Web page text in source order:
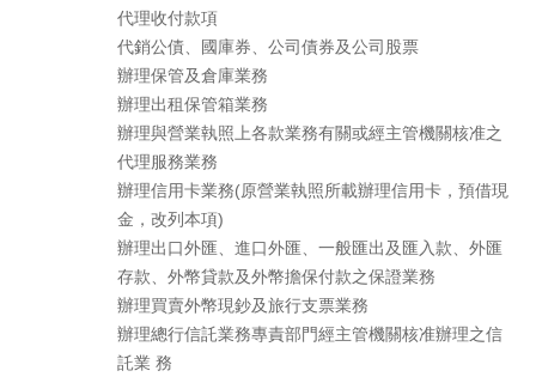
代理收付款項
代銷公債、國庫券、公司債券及公司股票
辦理保管及倉庫業務
辦理出租保管箱業務
辦理與營業執照上各款業務有關或經主管機關核准之
代理服務業務
辦理信用卡業務(原營業執照所載辦理信用卡，預借現
金，改列本項)
辦理出口外匯、進口外匯、一般匯出及匯入款、外匯
存款、外幣貸款及外幣擔保付款之保證業務
辦理買賣外幣現鈔及旅行支票業務
辦理總行信託業務專責部門經主管機關核准辦理之信
託業 務